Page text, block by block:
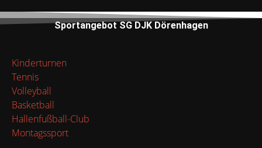
Sportangebot SG DJK Dörenhagen
Kinderturnen
Tennis
Volleyball
Basketball
Hallenfußball-Club
Montagssport